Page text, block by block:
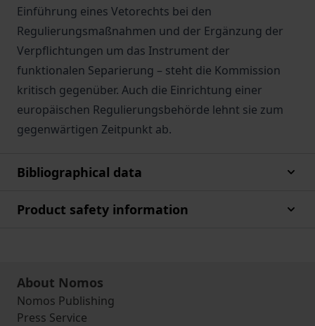
Einführung eines Vetorechts bei den
Regulierungsmaßnahmen und der Ergänzung der
Verpflichtungen um das Instrument der
funktionalen Separierung – steht die Kommission
kritisch gegenüber. Auch die Einrichtung einer
europäischen Regulierungsbehörde lehnt sie zum
gegenwärtigen Zeitpunkt ab.
Bibliographical data
Product safety information
About Nomos
Nomos Publishing
Press Service